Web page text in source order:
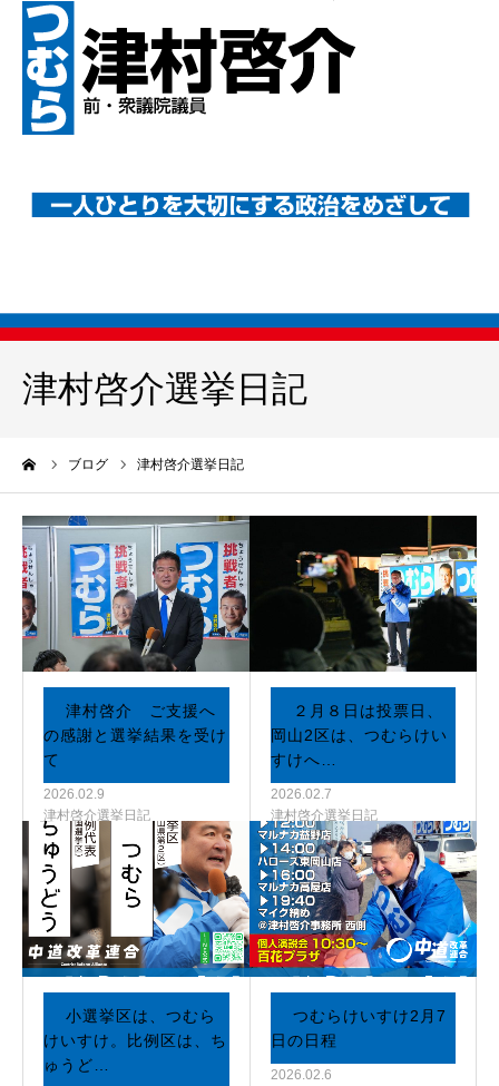
津村啓介選挙日記
ブログ 津村啓介選挙日記
津村啓介 ご支援へ
の感謝と選挙結果を受け
て
2026.02.9
津村啓介選挙日記
２月８日は投票日、
岡山2区は、つむらけい
すけへ…
2026.02.7
津村啓介選挙日記
小選挙区は、つむら
けいすけ。比例区は、ち
ゅうど…
つむらけいすけ2月7
日の日程
2026.02.6